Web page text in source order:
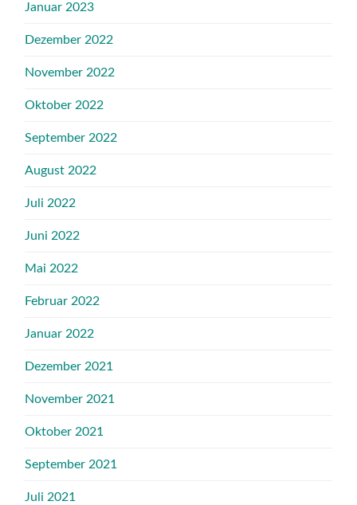
Januar 2023
Dezember 2022
November 2022
Oktober 2022
September 2022
August 2022
Juli 2022
Juni 2022
Mai 2022
Februar 2022
Januar 2022
Dezember 2021
November 2021
Oktober 2021
September 2021
Juli 2021